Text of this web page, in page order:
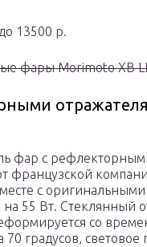
13500 р.
фары Morimoto XB
фар с
французской
с
55 Вт. Стеклянный
со
70 градусов, световое